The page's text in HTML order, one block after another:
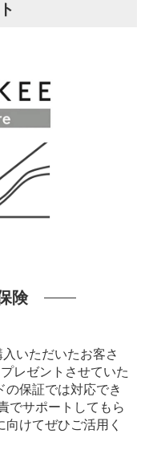
険
いただいたお客さ
レゼントさせていた
の保証では対応でき
でサポートしてもら
けてぜひご活用く